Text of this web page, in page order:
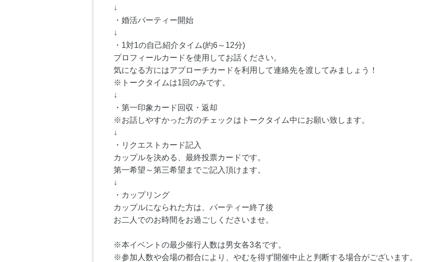
↓
・婚活パーティー開始
↓
・1対1の自己紹介タイム(約6～12分)
プロフィールカードを使用してお話ください。
気になる方にはアプローチカードを利用して連絡先を渡してみましょう！
※トークタイムは1回のみです。
↓
・第一印象カード回収・返却
※お話しやすかった方のチェックはトークタイム中にお願い致します。
↓
・リクエストカード記入
カップルを決める、最終投票カードです。
第一希望～第三希望までご記入頂けます。
↓
・カップリング
カップルになられた方は、パーティー終了後
お二人でのお時間をお過ごしくださいませ。
※本イベントの最少催行人数は男女各3名です。
※参加人数や会場の都合により、やむを得ず開催中止と判断する場合がございます。